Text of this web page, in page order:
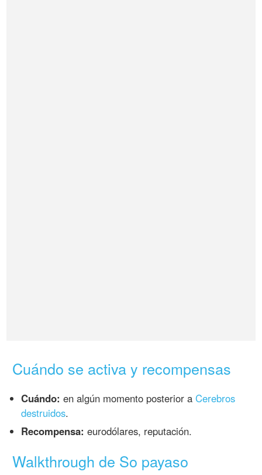
Cuándo se activa y recompensas
Cuándo: en algún momento posterior aCerebros
destruidos.
Recompensa: eurodólares, reputación.
Walkthrough de So payaso